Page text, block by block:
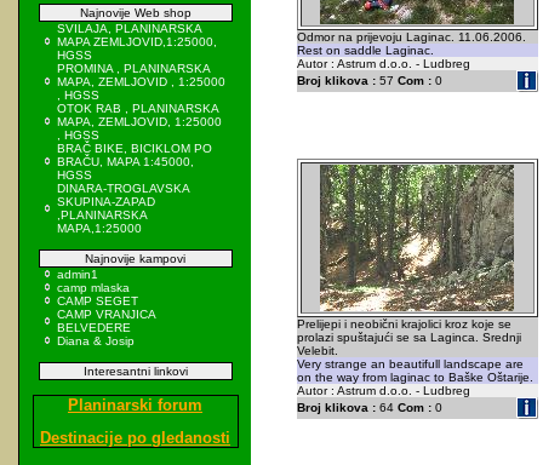
Najnovije Web shop
SVILAJA, PLANINARSKA
MAPA ZEMLJOVID,1:25000,
HGSS
PROMINA , PLANINARSKA
MAPA, ZEMLJOVID , 1:25000
, HGSS
OTOK RAB , PLANINARSKA
MAPA, ZEMLJOVID, 1:25000
, HGSS
BRAČ BIKE, BICIKLOM PO
BRAČU, MAPA 1:45000,
HGSS
DINARA-TROGLAVSKA
SKUPINA-ZAPAD
,PLANINARSKA
MAPA,1:25000
Najnovije kampovi
admin1
camp mlaska
CAMP SEGET
CAMP VRANJICA
BELVEDERE
Diana & Josip
Interesantni linkovi
Planinarski forum
Destinacije po gledanosti
Odmor na prijevoju Laginac. 11.06.2006.
Rest on saddle Laginac.
Autor : Astrum d.o.o. - Ludbreg
Broj klikova :57 Com :0
Prelijepi i neobični krajolici kroz koje se
prolazi spuštajući se sa Laginca. Srednji
Velebit.
Very strange an beautifull landscape are
on the way from laginac to Baške Oštarije.
Autor : Astrum d.o.o. - Ludbreg
Broj klikova :64 Com :0